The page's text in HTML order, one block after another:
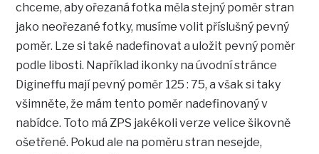
chceme, aby ořezaná fotka měla stejný poměr stran
jako neořezané fotky, musíme volit příslušný pevný
poměr. Lze si také nadefinovat a uložit pevný poměr
podle libosti. Například ikonky na úvodní stránce
Digineffu mají pevný poměr 125 : 75, a však si taky
všimněte, že mám tento poměr nadefinovaný v
nabídce. Toto má ZPS jakékoli verze velice šikovně
ošetřené. Pokud ale na poměru stran nesejde,